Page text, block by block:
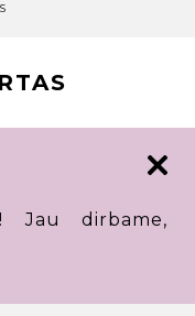
Jau dirbame,